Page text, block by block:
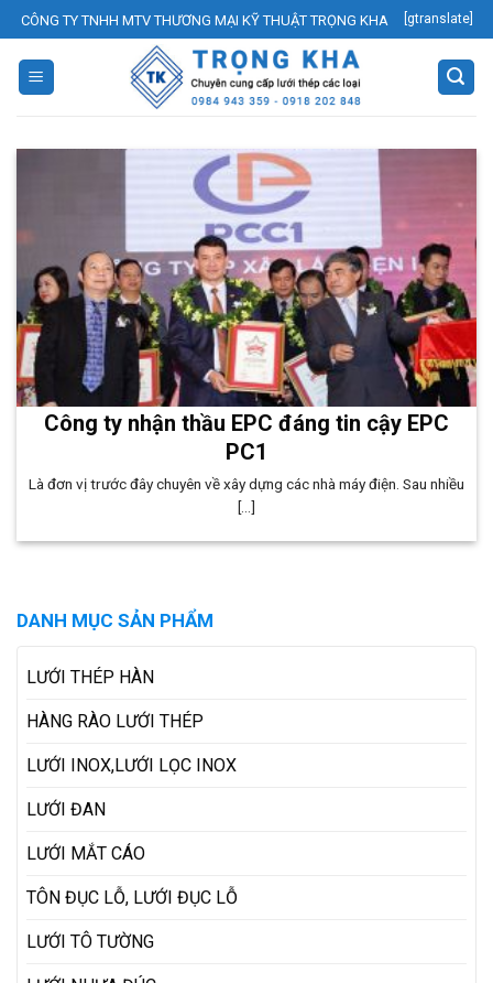
Skip
to
content
CÔNG TY TNHH MTV THƯƠNG MẠI KỸ THUẬT TRỌNG KHA [gtranslate]
DANH MỤC SẢN PHẨM
LƯỚI THÉP HÀN
HÀNG RÀO LƯỚI THÉP
LƯỚI INOX,LƯỚI LỌC INOX
LƯỚI ĐAN
LƯỚI MẮT CÁO
TÔN ĐỤC LỖ, LƯỚI ĐỤC LỖ
LƯỚI TÔ TƯỜNG
Công ty nhận thầu EPC đáng tin cậy EPC
PC1
Là đơn vị trước đây chuyên về xây dựng các nhà máy điện. Sau nhiều
[...]